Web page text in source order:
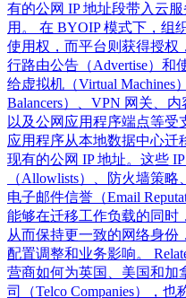
有的公网 IP 地址段带入云
用。 在 BYOIP 模式下，组
使用权，而平台则获得授权
行路由公告（Advertise）和
给虚拟机（Virtual Machines
Balancers）、VPN 网关、
以及公网应用程序端点等
应用程序从本地数据中心迁
现有的公网 IP 地址。这些
（Allowlists）、防火墙策
电子邮件信誉（Email
能够在迁移工作负载的同时
从而保持更一致的网络身份
配置调整和业务影响。
营商如何为英国、美国和加
司（Telco Companies），